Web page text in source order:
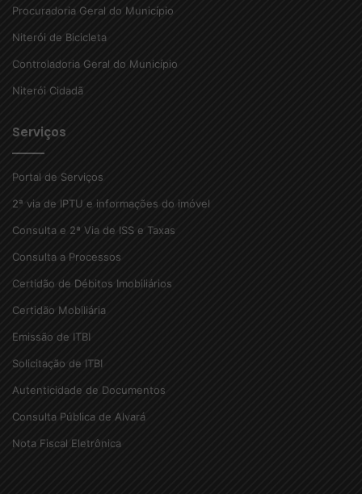
Procuradoria Geral do Município
Niterói de Bicicleta
Controladoria Geral do Município
Niterói Cidadã
Serviços
Portal de Serviços
2ª via de IPTU e informações do imóvel
Consulta e 2ª Via de ISS e Taxas
Consulta a Processos
Certidão de Débitos Imobiliários
Certidão Mobiliária
Emissão de ITBI
Solicitação de ITBI
Autenticidade de Documentos
Consulta Pública de Alvará
Nota Fiscal Eletrônica